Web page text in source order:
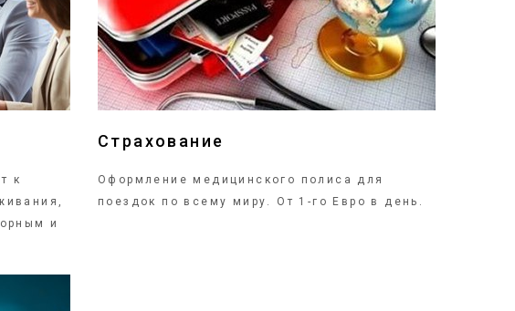
к
и
ПОДРОБНЕЕ
Страхование
Оформление медицинского полиса для
поездок по всему миру. От 1-го Евро в день.